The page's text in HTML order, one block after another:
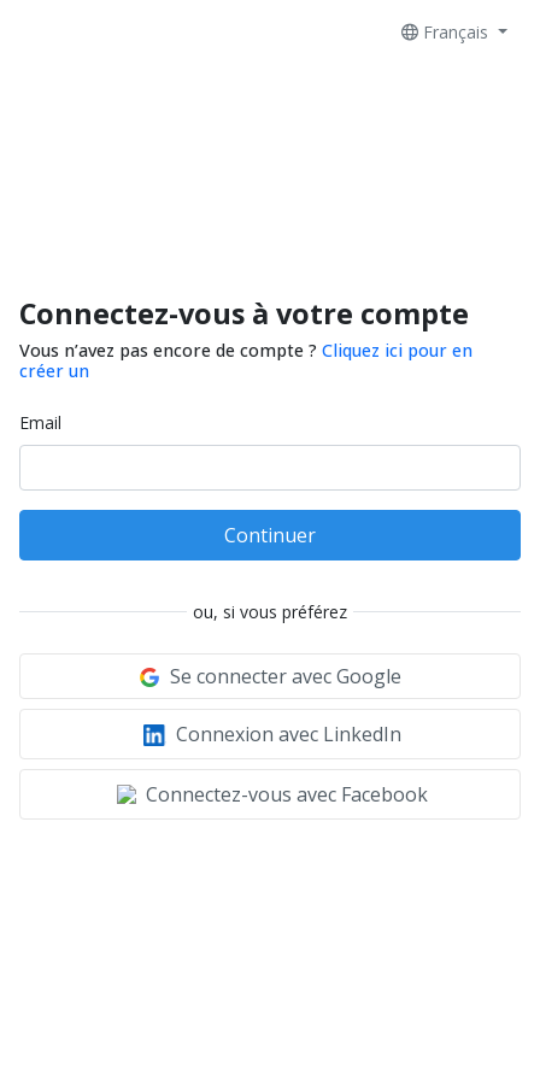
Français
Connectez-vous à votre compte
Vous n’avez pas encore de compte ? Cliquez ici pour en
créer un
Email
Continuer
ou, si vous préférez
Se connecter avec Google
Connexion avec LinkedIn
Connectez-vous avec Facebook